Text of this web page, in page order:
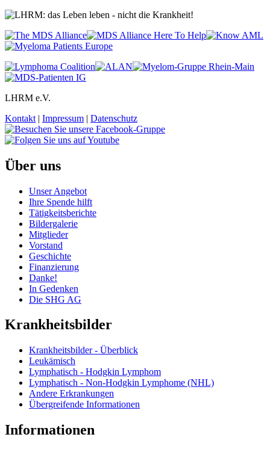
LHRM e.V.
Kontakt | Impressum | Datenschutz
Über uns
Unser Angebot
Ihre Spende hilft
Tätigkeitsberichte
Bildergalerie
Mitglieder
Vorstand
Geschichte
Finanzierung
Danke!
In Gedenken
Die SHG AG
Krankheitsbilder
Krankheitsbilder - Überblick
Leukämisch
Lymphatisch - Hodgkin Lymphom
Lymphatisch - Non-Hodgkin Lymphome (NHL)
Andere Erkrankungen
Übergreifende Informationen
Informationen